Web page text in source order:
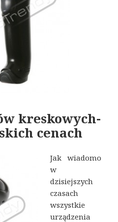
kreskowych-
cenach
Jak wiadomo
w
dzisiejszych
czasach
wszystkie
urządzenia